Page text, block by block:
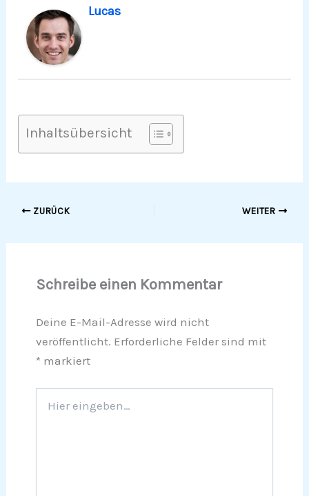
Lucas
Inhaltsübersicht
ZURÜCK WEITER
Schreibe einen Kommentar
Deine E-Mail-Adresse wird nicht
veröffentlicht. Erforderliche Felder sind mit
* markiert
eingeben…